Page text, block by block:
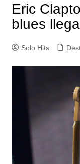
Eric
blues
Solo Hits